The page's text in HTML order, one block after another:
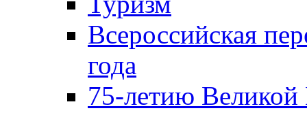
Всероссийская
года
75-летию